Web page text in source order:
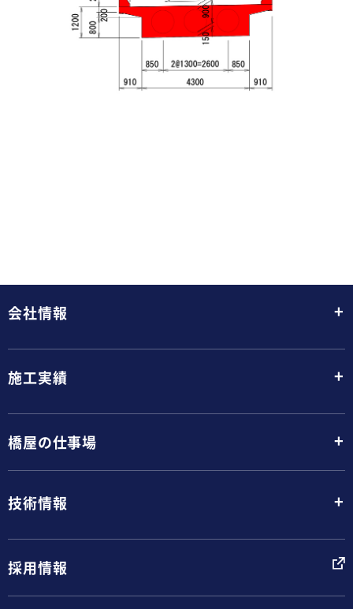
会社情報 +
施工実績 +
橋屋の仕事場 +
技術情報 +
採用情報